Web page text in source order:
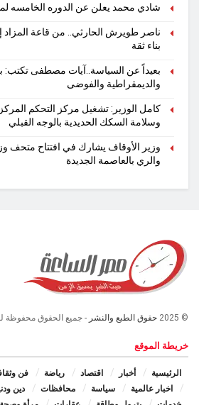
شادي محمد يعلن عن الدوره الخامسه
ناصر طويرش الحارثي.. من قاعة
بناء ثقة
بعيداً عن السياسة..آيات مصطفى تكتب:
والديمقراطية والفوضى
كامل الوزير: تشغيل مركز التحكم
وسلامة السكك الحديدية بالوجه القبلي
وزير الأوقاف يشارك في افتتاح متحف
والري بالعاصمة الجديدة
© 2025 حقوق الطبع والنشر - جميع الحقوق محفوظة
خريطة الموقع
الرئيسية أخبار اقتصاد رياضة فن
اخبار عالمية
سياسة محافظات دين